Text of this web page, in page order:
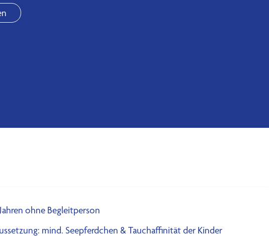
ohne Begleitperson
mind. Seepferdchen & Tauchaffinität der Kinder